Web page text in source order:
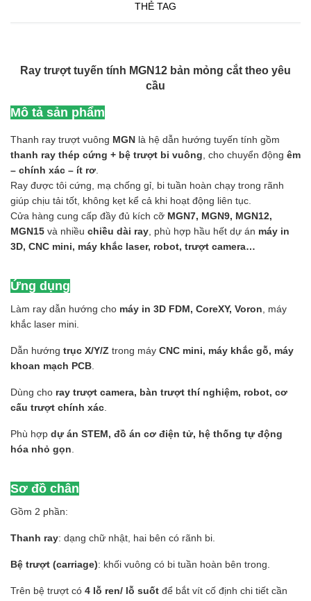
THẺ TAG
Ray trượt tuyến tính MGN12 bản mỏng cắt theo yêu
cầu
Mô tả sản phẩm
Thanh ray trượt vuông MGN là hệ dẫn hướng tuyến tính gồm
thanh ray thép cứng + bệ trượt bi vuông , cho chuyển động êm
– chính xác – ít rơ
Ray được tôi cứng, mạ chống gỉ, bi tuần hoàn chạy trong rãnh
giúp chịu tải tốt, không kẹt kể cả khi hoạt động liên tục.
Cửa hàng cung cấp đầy đủ kích cỡ MGN7, MGN9, MGN12,
MGN15 và nhiều chiều dài ray , phù hợp hầu hết dự án máy in
3D, CNC mini, máy khắc laser, robot, trượt camera…
Ứng dụng
Làm ray dẫn hướng cho máy in 3D FDM, CoreXY, Voron , máy
khắc laser mini.
Dẫn hướng trục X/Y/Z trong máy CNC mini, máy khắc gỗ, máy
khoan mạch PCB
Dùng cho ray trượt camera, bàn trượt thí nghiệm, robot, cơ
cấu trượt chính xác
Phù hợp dự án STEM, đồ án cơ điện tử, hệ thống tự động
hóa nhỏ gọn
Sơ đồ chân
Gồm 2 phần:
Thanh ray: dạng chữ nhật, hai bên có rãnh bi.
Bệ trượt (carriage): khối vuông có bi tuần hoàn bên trong.
Trên bệ trượt có 4 lỗ ren/ lỗ suốt để bắt vít cố định chi tiết cần